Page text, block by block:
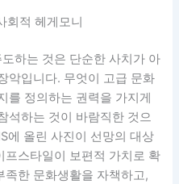
회적 헤게모니
하는 것은 단순한 사치가 아
악입니다. 무엇이 고급 문화
를 정의하는 권력을 가지게
석하는 것이 바람직한 것으
에 올린 사진이 선망의 대상
프스타일이 보편적 가치로 확
한 문화생활을 자책하고,